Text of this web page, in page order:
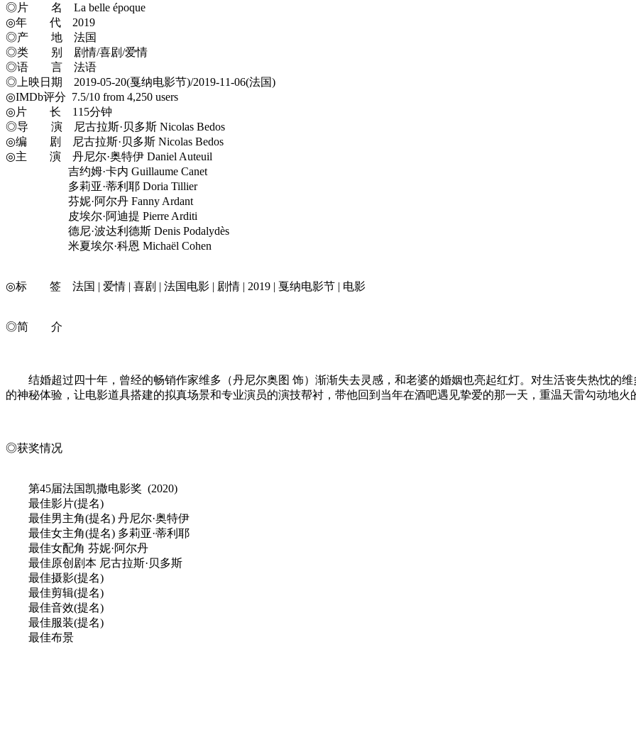
◎片 名 La belle époque
◎年 代 2019
◎产 地 法国
◎类 别 剧情/喜剧/爱情
◎语 言 法语
◎上映日期 2019-05-20(戛纳电影节)/2019-11-06(法国)
◎IMDb评分 7.5/10 from 4,250 users
◎片 长 115分钟
◎导 演 尼古拉斯·贝多斯 Nicolas Bedos
◎编 剧 尼古拉斯·贝多斯 Nicolas Bedos
◎主 演 丹尼尔·奥特伊 Daniel Auteuil
吉约姆·卡内 Guillaume Canet
多莉亚·蒂利耶 Doria Tillier
芬妮·阿尔丹 Fanny Ardant
皮埃尔·阿迪提 Pierre Arditi
德尼·波达利德斯 Denis Podalydès
米夏埃尔·科恩 Michaël Cohen
◎标 签 法国 | 爱情 | 喜剧 | 法国电影 | 剧情 | 2019 | 戛纳电影节 | 电影
◎简 介
结婚超过四十年，曾经的畅销作家维多（丹尼尔奥图 饰）渐渐失去灵感，和老婆的婚姻也亮起红灯。对生活丧失热忱的
的神秘体验，让电影道具搭建的拟真场景和专业演员的演技帮衬，带他回到当年在酒吧遇见挚爱的那一天，重温天雷勾动地
◎获奖情况
第45届法国凯撒电影奖 (2020)
最佳影片(提名)
最佳男主角(提名) 丹尼尔·奥特伊
最佳女主角(提名) 多莉亚·蒂利耶
最佳女配角 芬妮·阿尔丹
最佳原创剧本 尼古拉斯·贝多斯
最佳摄影(提名)
最佳剪辑(提名)
最佳音效(提名)
最佳服装(提名)
最佳布景